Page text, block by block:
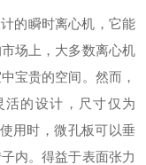
的瞬时离心机，它能
场上，大多数离心机
宝贵的空间。然而，
的设计，尺寸仅为
用时，微孔板可以垂
内。得益于表面张力